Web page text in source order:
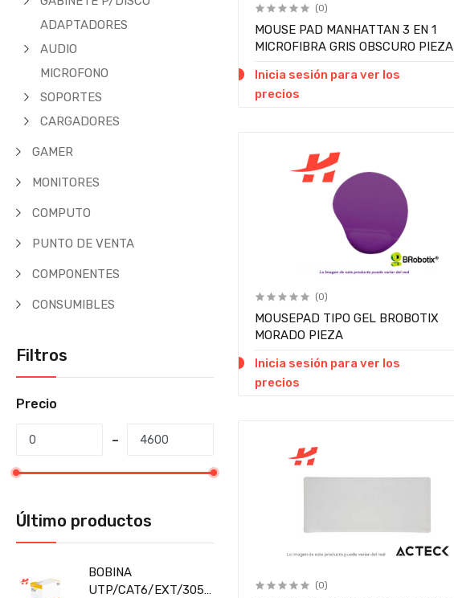
ADAPTADORES
AUDIO
MICROFONO
SOPORTES
CARGADORES
GAMER
MONITORES
COMPUTO
PUNTO DE VENTA
COMPONENTES
CONSUMIBLES
Filtros
Precio
Último productos
BOBINA
UTP/CAT6/EXT/305
(0)
MOUSE PAD MANHATTAN 3 EN 1
MICROFIBRA GRIS OBSCURO PIEZA
Inicia sesión para ver los
precios
(0)
MOUSEPAD TIPO GEL BROBOTIX
MORADO PIEZA
Inicia sesión para ver los
precios
(0)